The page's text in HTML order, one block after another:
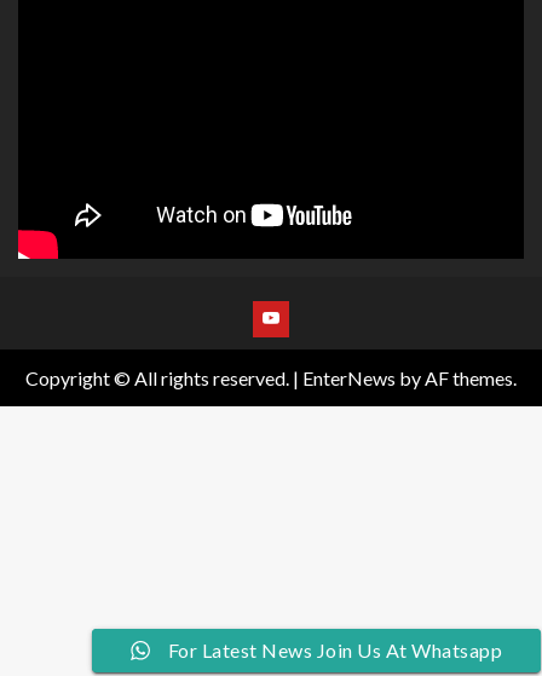
Copyright © All rights reserved. | EnterNews by AF themes.
Join Us At Whatsapp For Latest News
For Latest News Join Us At Whatsapp